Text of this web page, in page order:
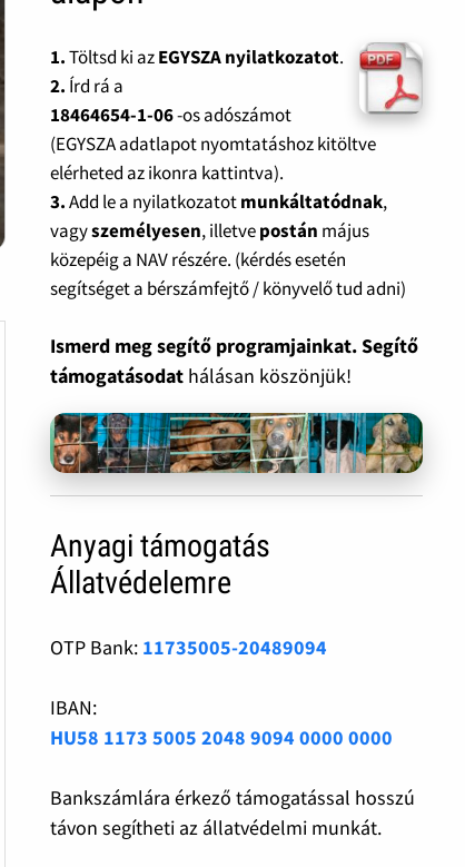
1.Töltsd ki azEGYSZA nyilatkozatot.
2. Írd rá a
18464654-1-06-os adószámot
(EGYSZA adatlapot nyomtatáshoz kitöltve
elérheted az ikonra kattintva).
3.Add le a nyilatkozatotmunkáltatódnak,
vagyszemélyesen, illetvepostán május
közepéig a NAV részére. (kérdés esetén
segítséget a bérszámfejtő / könyvelő tud adni)
Ismerd meg segítő programjainkat. Segítő
támogatásodat hálásan köszönjük!
Anyagi támogatás
Állatvédelemre
OTP Bank: 11735005-20489094
IBAN:
HU58 1173 5005 2048 9094 0000 0000
Bankszámlára érkező támogatással hosszú
távon segítheti az állatvédelmi munkát.